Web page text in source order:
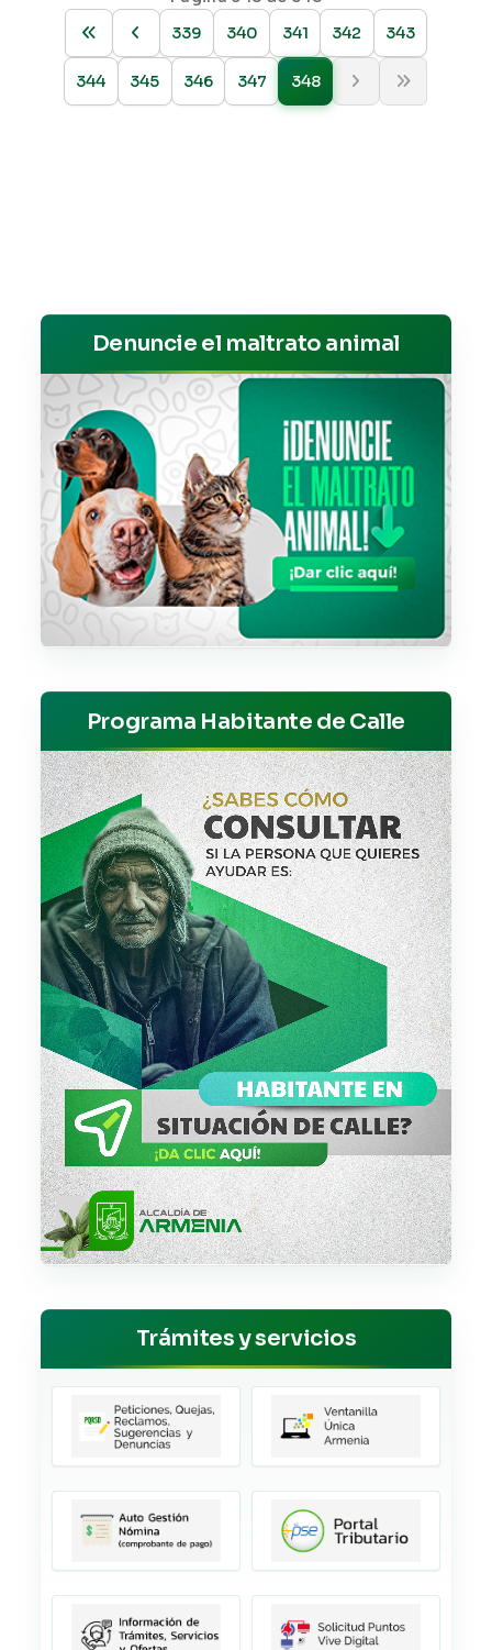
339
340 341 342 343
344 345 346 347 348
Denuncie el maltrato animal
Programa Habitante de Calle
Trámites y servicios